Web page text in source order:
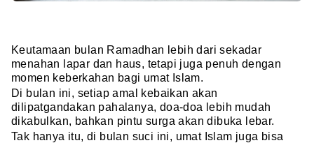
Keutamaan bulan Ramadhan lebih dari sekadar
menahan lapar dan haus, tetapi juga penuh dengan
momen keberkahan bagi umat Islam.
Di bulan ini, setiap amal kebaikan akan
dilipatgandakan pahalanya, doa-doa lebih mudah
dikabulkan, bahkan pintu surga akan dibuka lebar.
Tak hanya itu, di bulan suci ini, umat Islam juga bisa